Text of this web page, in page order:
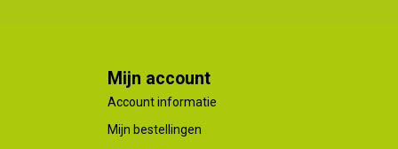
Mijn account
Account informatie
Mijn bestellingen